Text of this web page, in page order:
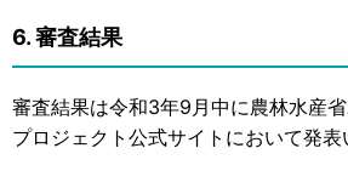
6. 審査結果
審査結果は令和3年9月中に農林水産
プロジェクト公式サイトにおいて発表